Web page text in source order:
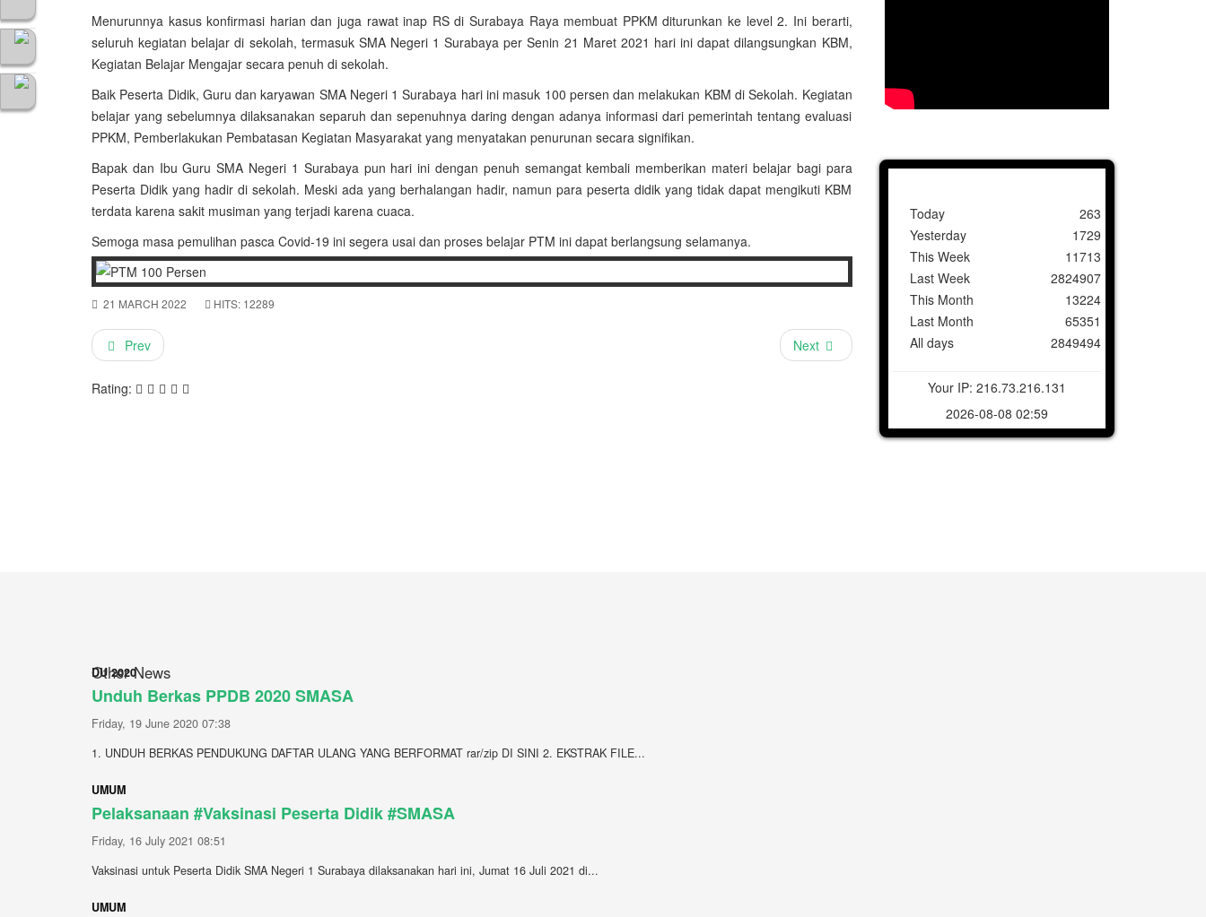
Menurunnya kasus konfirmasi harian dan juga rawat inap RS di Surabaya Raya membuat PPKM diturunkan ke level 2. Ini berarti,
seluruh kegiatan belajar di sekolah, termasuk SMA Negeri 1 Surabaya per Senin 21 Maret 2021 hari ini dapat dilangsungkan KBM,
Kegiatan Belajar Mengajar secara penuh di sekolah.
Baik Peserta Didik, Guru dan karyawan SMA Negeri 1 Surabaya hari ini masuk 100 persen dan melakukan KBM di Sekolah. Kegiatan
belajar yang sebelumnya dilaksanakan separuh dan sepenuhnya daring dengan adanya informasi dari pemerintah tentang evaluasi
PPKM, Pemberlakukan Pembatasan Kegiatan Masyarakat yang menyatakan penurunan secara signifikan.
Bapak dan Ibu Guru SMA Negeri 1 Surabaya pun hari ini dengan penuh semangat kembali memberikan materi belajar bagi para
Peserta Didik yang hadir di sekolah. Meski ada yang berhalangan hadir, namun para peserta didik yang tidak dapat mengikuti KBM
terdata karena sakit musiman yang terjadi karena cuaca.
Semoga masa pemulihan pasca Covid-19 ini segera usai dan proses belajar PTM ini dapat berlangsung selamanya.
21 MARCH 2022 HITS: 12289
Prev Next
Rating:
Today
Yesterday
This Week
Last Week
This Month
Last Month
All days
263
1729
11713
2824907
13224
65351
2849494
Your IP: 216.73.216.131
2026-08-08 02:59
Other News
DU 2020
Unduh Berkas PPDB 2020 SMASA
Friday, 19 June 2020 07:38
1. UNDUH BERKAS PENDUKUNG DAFTAR ULANG YANG BERFORMAT rar/zip DI SINI 2. EKSTRAK FILE...
UMUM
Pelaksanaan #Vaksinasi Peserta Didik #SMASA
Friday, 16 July 2021 08:51
Vaksinasi untuk Peserta Didik SMA Negeri 1 Surabaya dilaksanakan hari ini, Jumat 16 Juli 2021 di...
UMUM